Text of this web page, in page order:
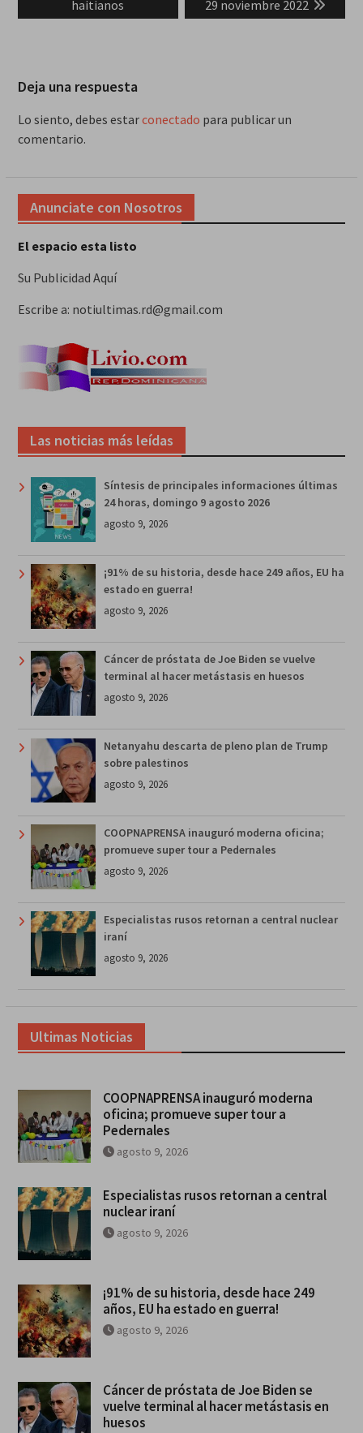
haitianos 29 noviembre 2022
Deja una respuesta
Lo siento, debes estarconectado para publicar un
comentario.
Anunciate con Nosotros
El espacio esta listo
Su Publicidad Aquí
Escribe a: notiultimas.rd@gmail.com
Las noticias más leídas
Síntesis de principales informaciones últimas
24 horas, domingo 9 agosto 2026
agosto 9, 2026
¡91% de su historia, desde hace 249 años, EU ha
estado en guerra!
agosto 9, 2026
Cáncer de próstata de Joe Biden se vuelve
terminal al hacer metástasis en huesos
agosto 9, 2026
Netanyahu descarta de pleno plan de Trump
sobre palestinos
agosto 9, 2026
COOPNAPRENSA inauguró moderna oficina;
promueve super tour a Pedernales
agosto 9, 2026
Especialistas rusos retornan a central nuclear
iraní
agosto 9, 2026
Ultimas Noticias
COOPNAPRENSA inauguró moderna
oficina; promueve super tour a
Pedernales
agosto 9, 2026
Especialistas rusos retornan a central
nuclear iraní
agosto 9, 2026
¡91% de su historia, desde hace 249
años, EU ha estado en guerra!
agosto 9, 2026
Cáncer de próstata de Joe Biden se
vuelve terminal al hacer metástasis en
huesos